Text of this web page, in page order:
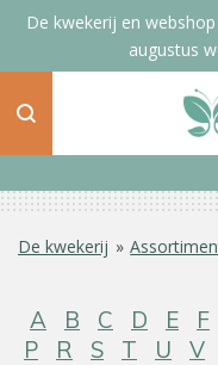
Ga
de
De kwekerij en
augustus
De kwekerij »
A B C D E F
P
R S T U V